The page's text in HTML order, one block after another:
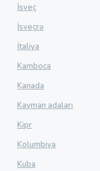
İsveç
İsveçrə
İtaliya
Kamboca
Kanada
Kayman adaları
Kipr
Kolumbiya
Kuba